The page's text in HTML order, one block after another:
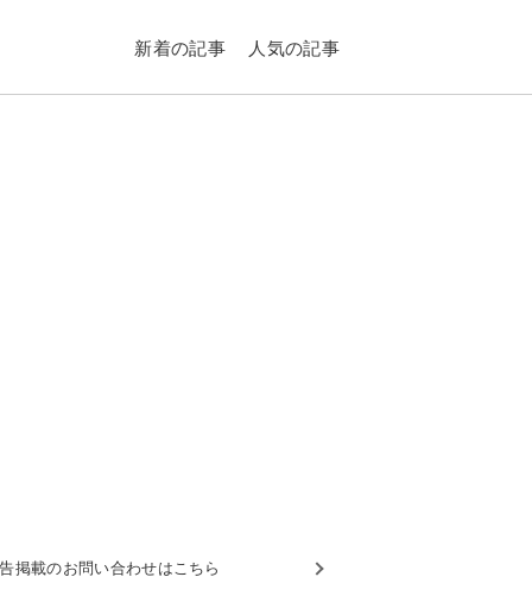
新着の記事 人気の記事
掲載のお問い合わせはこちら